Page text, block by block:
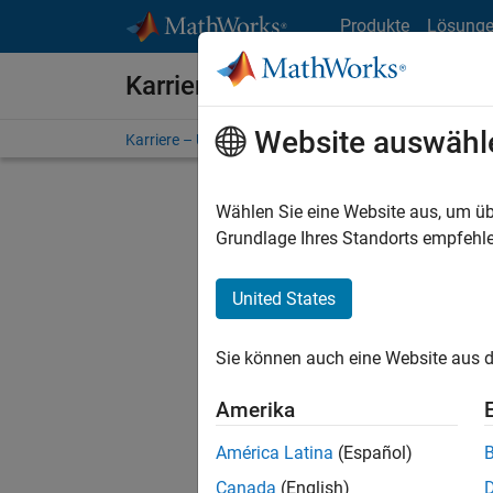
Produkte
Karriere bei MathWorks
Karriere – Übersicht Stellensuche
FILTER:
Stellen
Es
Region
Website
Wählen Sie eine Website aus, um
Grundlage Ihres Standorts
United States
Sie können auch eine Website aus
Amerika
América Latina (Español)
Canada (English)